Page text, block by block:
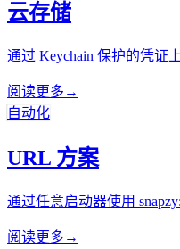
云存储
通过 Keychain 保护的凭证
阅读更多 →
自动化
URL 方案
通过任意启动器使用
阅读更多 →